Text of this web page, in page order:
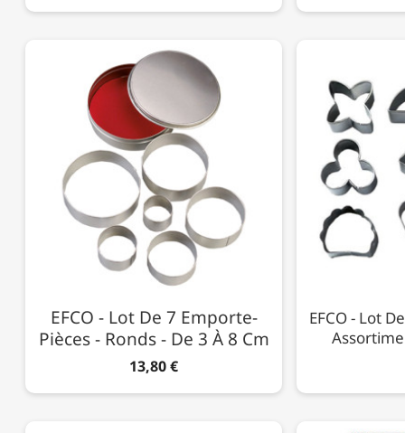
EFCO - Lot De 7 Emporte-
Pièces - Ronds - De 3 À 8 Cm
13,80 €
EFCO - Lot